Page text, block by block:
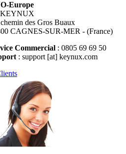
Europe
des Gros Buaux
CAGNES-SUR-MER - (France)
Commercial : 0805 69 69 50
: support [at] keynux.com